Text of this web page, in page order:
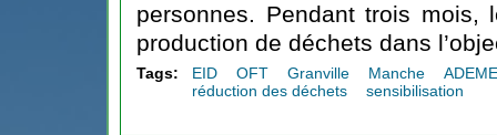
personnes. Pendant trois
production de déchets dans
Tags: EID OFT Granville Manche
ADEME
réduction des déchets
sensibilisation